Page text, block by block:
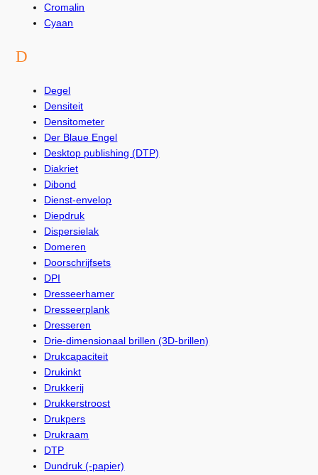
Cromalin
Cyaan
D
Degel
Densiteit
Densitometer
Der Blaue Engel
Desktop publishing (DTP)
Diakriet
Dibond
Dienst-envelop
Diepdruk
Dispersielak
Domeren
Doorschrijfsets
DPI
Dresseerhamer
Dresseerplank
Dresseren
Drie-dimensionaal brillen (3D-brillen)
Drukcapaciteit
Drukinkt
Drukkerij
Drukkerstroost
Drukpers
Drukraam
DTP
Dundruk (-papier)